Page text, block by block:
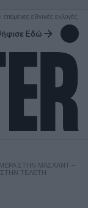
εθνικές εκλογές;
Εδώ
ΣΤΗΝ ΜΑΣΧΆΝΤ –
ΤΕΛΕΤΉ